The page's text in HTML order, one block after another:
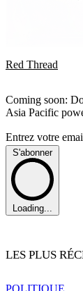
Red Thread
Coming soon:
Asia Pacific
Entrez votre
S'abonner
Loading...
LES PLUS